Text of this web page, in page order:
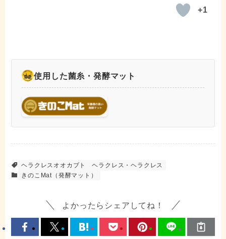
+1
使用した菌糸・発酵マット
ヘラクレスオオカブト
ヘラクレス・ヘラクレス
きのこMat（発酵マット）
よかったらシェアしてね！